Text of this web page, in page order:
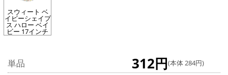
スウィート ベ
イビーシェイプ
ス ハロー ベイ
ビー 17インチ
単品 312円(本体 284円)